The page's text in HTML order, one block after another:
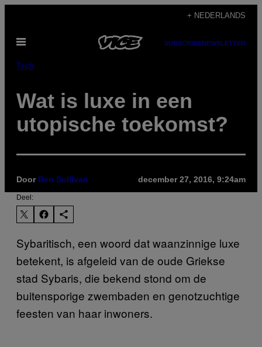
de
inhoud
+ NEDERLANDS
Open
SUBSCRIBENEWSLETTER
Tech
Wat is luxe in een
utopische toekomst?
Door Ben Sullivan december 27, 2016, 9:24am
Deel:
Sybaritisch, een woord dat waanzinnige luxe
betekent, is afgeleid van de oude Griekse
stad Sybaris, die bekend stond om de
buitensporige zwembaden en genotzuchtige
feesten van haar inwoners.